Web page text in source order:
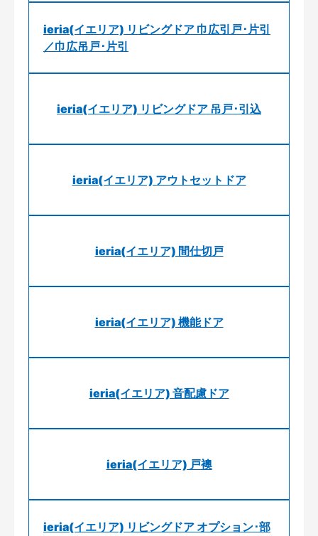
ieria(イエリア) リビングドア 巾広引戸･片引
／巾広吊戸･片引
ieria(イエリア) リビングドア 吊戸･引込
ieria(イエリア) アウトセットドア
ieria(イエリア) 間仕切戸
ieria(イエリア) 機能ドア
ieria(イエリア) 音配慮ドア
ieria(イエリア) 戸襖
ieria(イエリア) リビングドア オプション･部